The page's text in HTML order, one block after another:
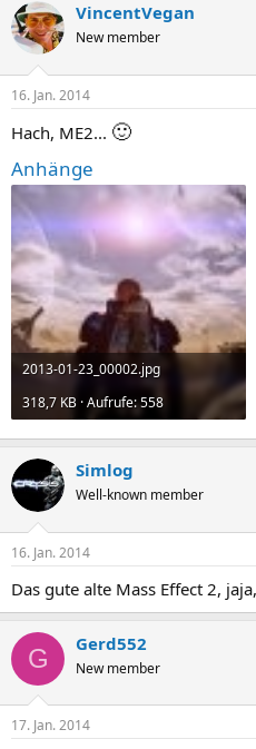
VincentVegan
New member
16. Jan. 2014
Hach, ME2... 🙂
Anhänge
2013-01-23_00002.jpg
318,7 KB · Aufrufe: 558
Simlog
Well-known member
16. Jan. 2014
Das gute alte Mass Effect 2,
G Gerd552
New member
17. Jan. 2014